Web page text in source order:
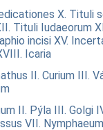
X. Tituli
Tituli Iudaeorum
incisi XV.
Icaria
II. Curium III.
II. Pýla III. Golgi
VII.